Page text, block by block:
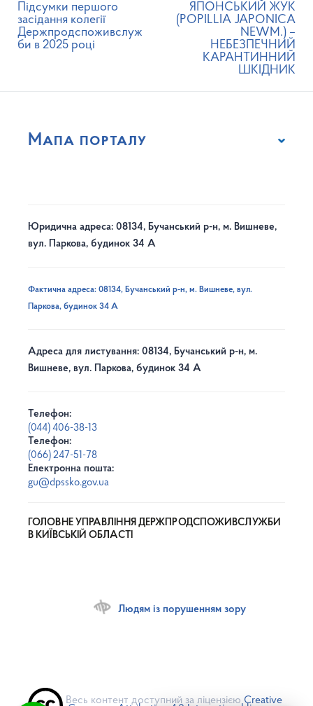
Підсумки першого
засідання колегії
Держпродспоживслуж
би в 2025 році
ЯПОНСЬКИЙ ЖУК
(POPILLIA JAPONICA
NEWM.) –
НЕБЕЗПЕЧНИЙ
КАРАНТИННИЙ
ШКІДНИК
Мапа порталу
Юридична адреса: 08134, Бучанський р-н, м. Вишневе,
вул. Паркова, будинок 34 А
Фактична адреса: 08134, Бучанський р-н, м. Вишневе, вул.
Паркова, будинок 34 А
Адреса для листування: 08134, Бучанський р-н, м.
Вишневе, вул. Паркова, будинок 34 А
Телефон:
(044) 406-38-13
Телефон:
(066) 247-51-78
Електронна пошта:
gu@dpssko.gov.ua
ГОЛОВНЕ УПРАВЛІННЯ ДЕРЖПРОДСПОЖИВСЛУЖБИ
В КИЇВСЬКІЙ ОБЛАСТІ
Людям із порушенням зору
Весь контент доступний за ліцензією Creative